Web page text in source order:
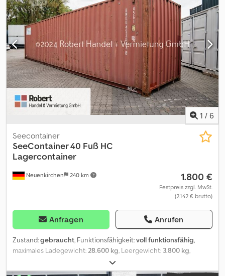
1 / 6
Neuenkirchen 240 km
Seecontainer
SeeContainer 40 Fuß HC
Lagercontainer
1.800 €
Festpreis zzgl. MwSt.
(2.142 € brutto)
Anfragen Anrufen
Zustand:gebraucht, Funktionsfähigkeit:voll funktionsfähig,
maximales Ladegewicht: 28.600 kg , Leergewicht: 3.800 kg
, 40 Fuß Lagercontainer; gebraucht
Wind und Wasserdicht Leichtgängige Doppelflügeltüren